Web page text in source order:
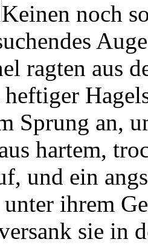
Keinen noch
ragten aus
heftiger
Sprung an,
hartem,
und ein
ihrem
sie in